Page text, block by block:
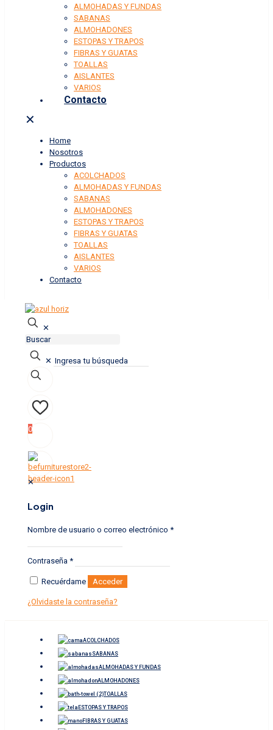
ALMOHADAS Y FUNDAS
SABANAS
ALMOHADONES
ESTOPAS Y TRAPOS
FIBRAS Y GUATAS
TOALLAS
AISLANTES
VARIOS
Contacto
✕
Home
Nosotros
Productos
ACOLCHADOS
ALMOHADAS Y FUNDAS
SABANAS
ALMOHADONES
ESTOPAS Y TRAPOS
FIBRAS Y GUATAS
TOALLAS
AISLANTES
VARIOS
Contacto
✕
✕
0
0
✕
Login
Nombre de usuario o correo electrónico *
Contraseña *
Recuérdame Acceder
¿Olvidaste la contraseña?
ACOLCHADOS
SABANAS
ALMOHADAS Y FUNDAS
ALMOHADONES
TOALLAS
ESTOPAS Y TRAPOS
FIBRAS Y GUATAS